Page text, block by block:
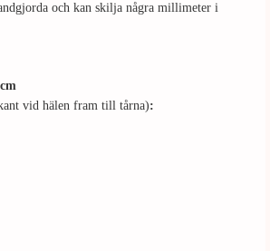
och kan skilja några millimeter i
vid hälen fram till tårna):